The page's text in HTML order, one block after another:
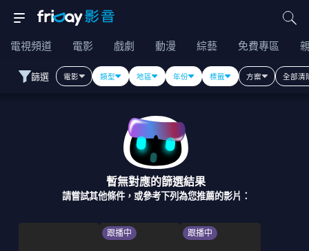
電視頻道 電影 戲劇 動漫 綜藝 免費專區
篩選 電影 類型 地區 年份 標籤 方案 全部清
暫無對應的篩選結果
請嘗試其他條件，或參考下列為您推薦的影片：
跟播中 跟播中